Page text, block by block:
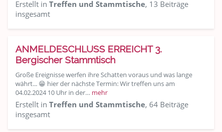
Erstellt in Treffen und Stammtische, 13 Beiträge
insgesamt
ANMELDESCHLUSS ERREICHT 3.
Bergischer Stammtisch
Große Ereignisse werfen ihre Schatten voraus und was lange
währt... 😁 hier der nächste Termin: Wir treffen uns am
04.02.2024 10 Uhr in der… mehr
Erstellt in Treffen und Stammtische, 64 Beiträge
insgesamt